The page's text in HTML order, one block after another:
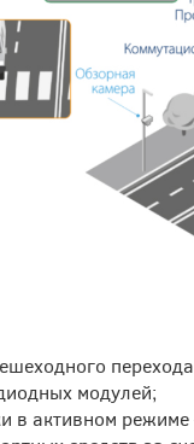
модулей;
в активном